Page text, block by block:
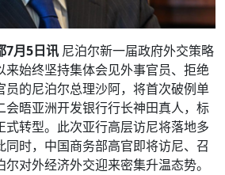
7月5日讯 尼泊尔新一届政府外交策略
来始终坚持集体会见外事官员、拒绝
员的尼泊尔总理沙阿，将首次破例单
会晤亚洲开发银行行长神田真人，标
式转型。此次亚行高层访尼将落地多
时，中国商务部高官即将访尼、召
对外经济外交迎来密集升温态势。